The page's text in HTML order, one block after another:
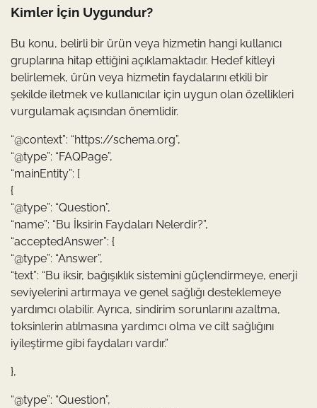
Kimler İçin Uygundur?
Bu konu, belirli bir ürün veya hizmetin hangi kullanıcı
gruplarına hitap ettiğini açıklamaktadır. Hedef kitleyi
belirlemek, ürün veya hizmetin faydalarını etkili bir
şekilde iletmek ve kullanıcılar için uygun olan özellikleri
vurgulamak açısından önemlidir.
“@context”: “https://schema.org”,
“@type”: “FAQPage”,
“mainEntity”: [
{
“@type”: “Question”,
“name”: “Bu İksirin Faydaları Nelerdir?”,
“acceptedAnswer”: {
“@type”: “Answer”,
“text”: “Bu iksir, bağışıklık sistemini güçlendirmeye, enerji
seviyelerini artırmaya ve genel sağlığı desteklemeye
yardımcı olabilir. Ayrıca, sindirim sorunlarını azaltma,
toksinlerin atılmasına yardımcı olma ve cilt sağlığını
iyileştirme gibi faydaları vardır.”
},
“@type”: “Question”,